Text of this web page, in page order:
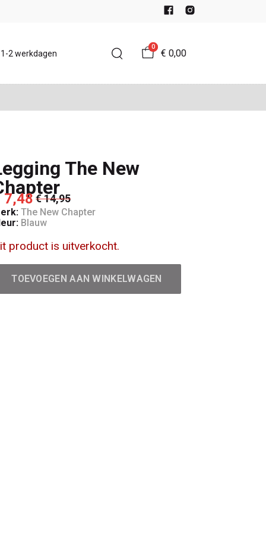
2 werkdagen
0
€ 0,00
The New
7,48€ 14,95
The New Chapter
Blauw
product is uitverkocht.
TOEVOEGEN AAN WINKELWAGEN